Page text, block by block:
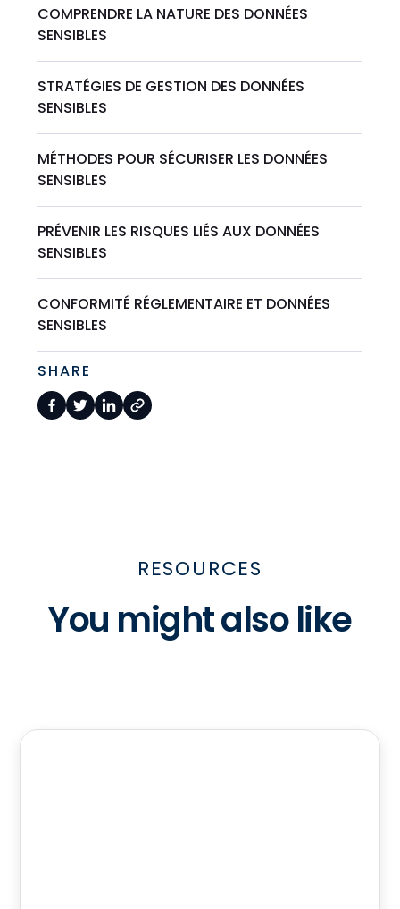
COMPRENDRE LA NATURE DES DONNÉES
SENSIBLES
STRATÉGIES DE GESTION DES DONNÉES
SENSIBLES
MÉTHODES POUR SÉCURISER LES DONNÉES
SENSIBLES
PRÉVENIR LES RISQUES LIÉS AUX DONNÉES
SENSIBLES
CONFORMITÉ RÉGLEMENTAIRE ET DONNÉES
SENSIBLES
SHARE
RESOURCES
You might also like